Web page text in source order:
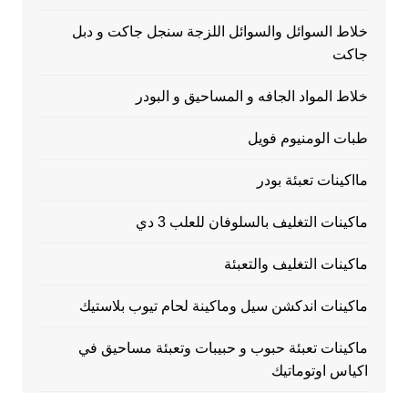
خلاط السوائل والسوائل اللزجة سنجل جاكت و دبل
جاكت
خلاط المواد الجافه و المساحيق و البودر
طبات الومنيوم فويل
مااكينات تعبئة بودر
ماكينات التغليف بالسلوفان للعلب 3 دي
ماكينات التغليف والتعبئة
ماكينات اندكشن سيل وماكينة لحام تيوب بلاستيك
ماكينات تعبئة حبوب و حبيبات وتعبئة مساحيق في
اكياس اوتوماتيك